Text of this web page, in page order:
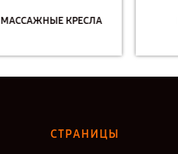
МАССАЖНЫЕ КРЕСЛА
СТРАНИЦЫ